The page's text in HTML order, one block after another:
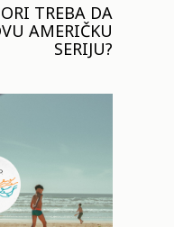
TREBA DA
AMERIČKU
SERIJU?